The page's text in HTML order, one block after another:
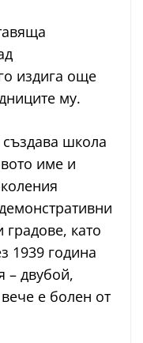
издига още
му.
школа
име и
като
1939 година
– двубой,
е болен от